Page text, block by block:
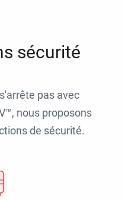
sécurité
pas avec
nous proposons
de sécurité.